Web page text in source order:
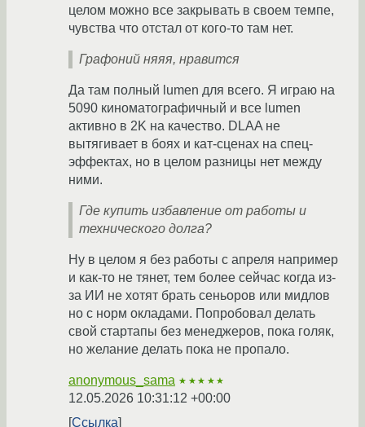
целом можно все закрывать в своем темпе,
чувства что отстал от кого-то там нет.
Графоний няяя, нравится
Да там полный lumen для всего. Я играю на
5090 киноматографичный и все lumen
активно в 2K на качество. DLAA не
вытягивает в боях и кат-сценах на спец-
эффектах, но в целом разницы нет между
ними.
Где купить избавление от работы и
технического долга?
Ну в целом я без работы с апреля например
и как-то не тянет, тем более сейчас когда из-
за ИИ не хотят брать сеньоров или мидлов
но с норм окладами. Попробовал делать
свой стартапы без менеджеров, пока голяк,
но желание делать пока не пропало.
anonymous_sama ★★★★★
12.05.2026 10:31:12 +00:00
Ссылка